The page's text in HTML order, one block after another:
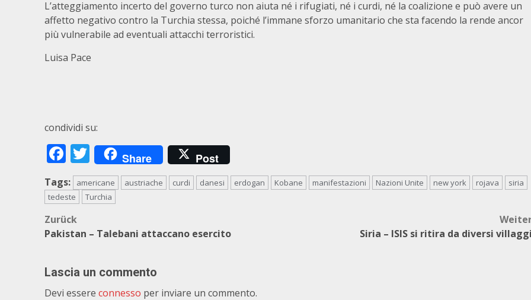
L’atteggiamento incerto del governo turco non aiuta né i rifugiati, né i curdi, né la coalizione e può avere un
affetto negativo contro la Turchia stessa, poiché l’immane sforzo umanitario che sta facendo la rende ancor
più vulnerabile ad eventuali attacchi terroristici.
Luisa Pace
condividi su:
Facebook
Twitter
Share Post
Tags: americane austriache curdi danesi erdogan Kobane manifestazioni Nazioni Unite new york rojava
siria
tedeste
Turchia
Beitragsnavigation
Zurück
Pakistan – Talebani attaccano esercito
Siria – ISIS si ritira da diversi
Lascia un commento
Devi essere connesso per inviare un commento.